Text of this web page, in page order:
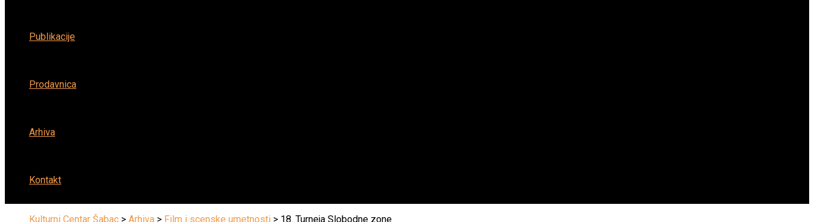
Publikacije
Prodavnica
Arhiva
Kontakt
Kulturni Centar Šabac > Arhiva > Film i scenske umetnosti > 18. Turneja Slobodne zone